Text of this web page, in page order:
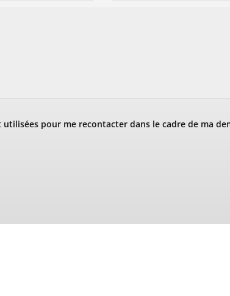
pour me recontacter dans le cadre de ma